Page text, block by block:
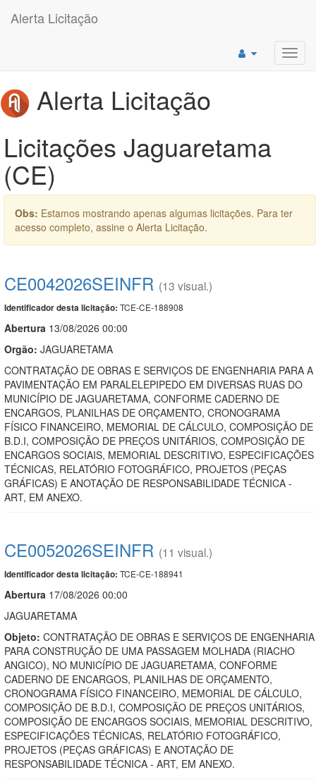
Alerta Licitação
Alerta Licitação
Licitações Jaguaretama
(CE)
Obs: Estamos mostrando apenas algumas licitações. Para ter
acesso completo, assine o Alerta Licitação.
CE0042026SEINFR (13 visual.)
Identificador desta licitação: TCE-CE-188908
Abertura 13/08/2026 00:00
Orgão: JAGUARETAMA
CONTRATAÇÃO DE OBRAS E SERVIÇOS DE ENGENHARIA PARA A
PAVIMENTAÇÃO EM PARALELEPIPEDO EM DIVERSAS RUAS DO
MUNICÍPIO DE JAGUARETAMA, CONFORME CADERNO DE
ENCARGOS, PLANILHAS DE ORÇAMENTO, CRONOGRAMA
FÍSICO FINANCEIRO, MEMORIAL DE CÁLCULO, COMPOSIÇÃO DE
B.D.I, COMPOSIÇÃO DE PREÇOS UNITÁRIOS, COMPOSIÇÃO DE
ENCARGOS SOCIAIS, MEMORIAL DESCRITIVO, ESPECIFICAÇÕES
TÉCNICAS, RELATÓRIO FOTOGRÁFICO, PROJETOS (PEÇAS
GRÁFICAS) E ANOTAÇÃO DE RESPONSABILIDADE TÉCNICA -
ART, EM ANEXO.
CE0052026SEINFR (11 visual.)
Identificador desta licitação: TCE-CE-188941
Abertura 17/08/2026 00:00
JAGUARETAMA
Objeto: CONTRATAÇÃO DE OBRAS E SERVIÇOS DE ENGENHARIA
PARA CONSTRUÇÃO DE UMA PASSAGEM MOLHADA (RIACHO
ANGICO), NO MUNICÍPIO DE JAGUARETAMA, CONFORME
CADERNO DE ENCARGOS, PLANILHAS DE ORÇAMENTO,
CRONOGRAMA FÍSICO FINANCEIRO, MEMORIAL DE CÁLCULO,
COMPOSIÇÃO DE B.D.I, COMPOSIÇÃO DE PREÇOS UNITÁRIOS,
COMPOSIÇÃO DE ENCARGOS SOCIAIS, MEMORIAL DESCRITIVO,
ESPECIFICAÇÕES TÉCNICAS, RELATÓRIO FOTOGRÁFICO,
PROJETOS (PEÇAS GRÁFICAS) E ANOTAÇÃO DE
RESPONSABILIDADE TÉCNICA - ART, EM ANEXO.